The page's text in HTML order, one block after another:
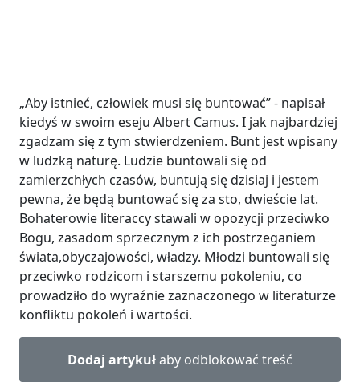
„Aby istnieć, człowiek musi się buntować” - napisał
kiedyś w swoim eseju Albert Camus. I jak najbardziej
zgadzam się z tym stwierdzeniem. Bunt jest wpisany
w ludzką naturę. Ludzie buntowali się od
zamierzchłych czasów, buntują się dzisiaj i jestem
pewna, że będą buntować się za sto, dwieście lat.
Bohaterowie literaccy stawali w opozycji przeciwko
Bogu, zasadom sprzecznym z ich postrzeganiem
świata,obyczajowości, władzy. Młodzi buntowali się
przeciwko rodzicom i starszemu pokoleniu, co
prowadziło do wyraźnie zaznaczonego w literaturze
konfliktu pokoleń i wartości.
Dodaj artykułaby odblokować treść